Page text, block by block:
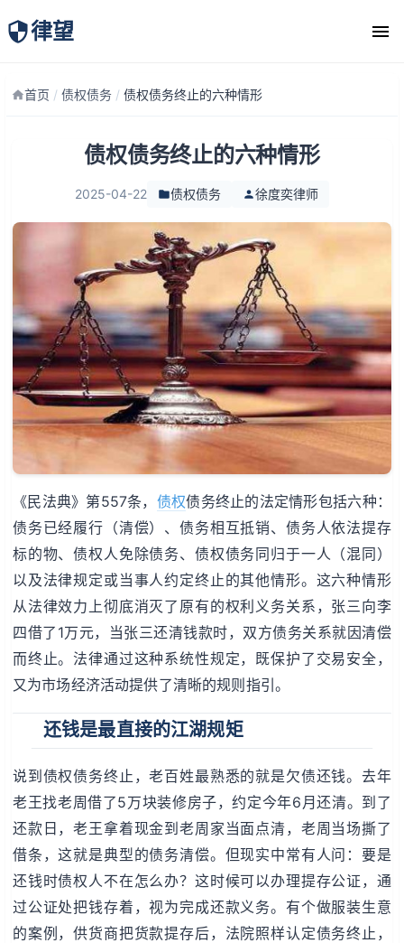
律望
律师团队
首页 / 债权债务 / 债权债务终止的六种情形
债权债务终止的六种情形
2025-04-22 债权债务 徐度奕律师
《民法典》第557条， 债权债务终止的法定情形包括六种：
债务已经履行（清偿）、债务相互抵销、债务人依法提存
标的物、债权人免除债务、债权债务同归于一人（混同）
以及法律规定或当事人约定终止的其他情形。这六种情形
从法律效力上彻底消灭了原有的权利义务关系，张三向李
四借了1万元，当张三还清钱款时，双方债务关系就因清偿
而终止。法律通过这种系统性规定，既保护了交易安全，
又为市场经济活动提供了清晰的规则指引。
还钱是最直接的江湖规矩
说到债权债务终止，老百姓最熟悉的就是欠债还钱。去年
老王找老周借了5万块装修房子，约定今年6月还清。到了
还款日，老王拿着现金到老周家当面点清，老周当场撕了
借条，这就是典型的债务清偿。但现实中常有人问：要是
还钱时债权人不在怎么办？这时候可以办理提存公证，通
过公证处把钱存着，视为完成还款义务。有个做服装生意
的案例，供货商把货款提存后，法院照样认定债务终止，